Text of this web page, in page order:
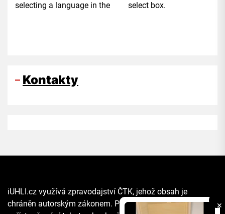
selecting a language in the select box.
Kontakty
✕
iUHLI.cz využívá zpravodajství ČTK, jehož obsah je
chráněn autorským zákonem. Přepis, šíření či další